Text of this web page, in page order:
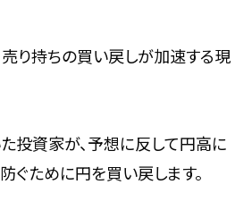
売り持ちの買い戻しが加速する現
投資家が、予想に反して円高に
ぐために円を買い戻します。